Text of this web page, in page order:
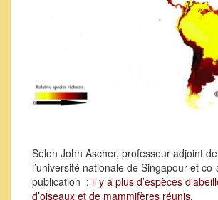
Selon John Ascher, professeur adjoint
l’université nationale de Singapour et
publication : il y a plus d’espèces
d’oiseaux et de mammifères réunis.